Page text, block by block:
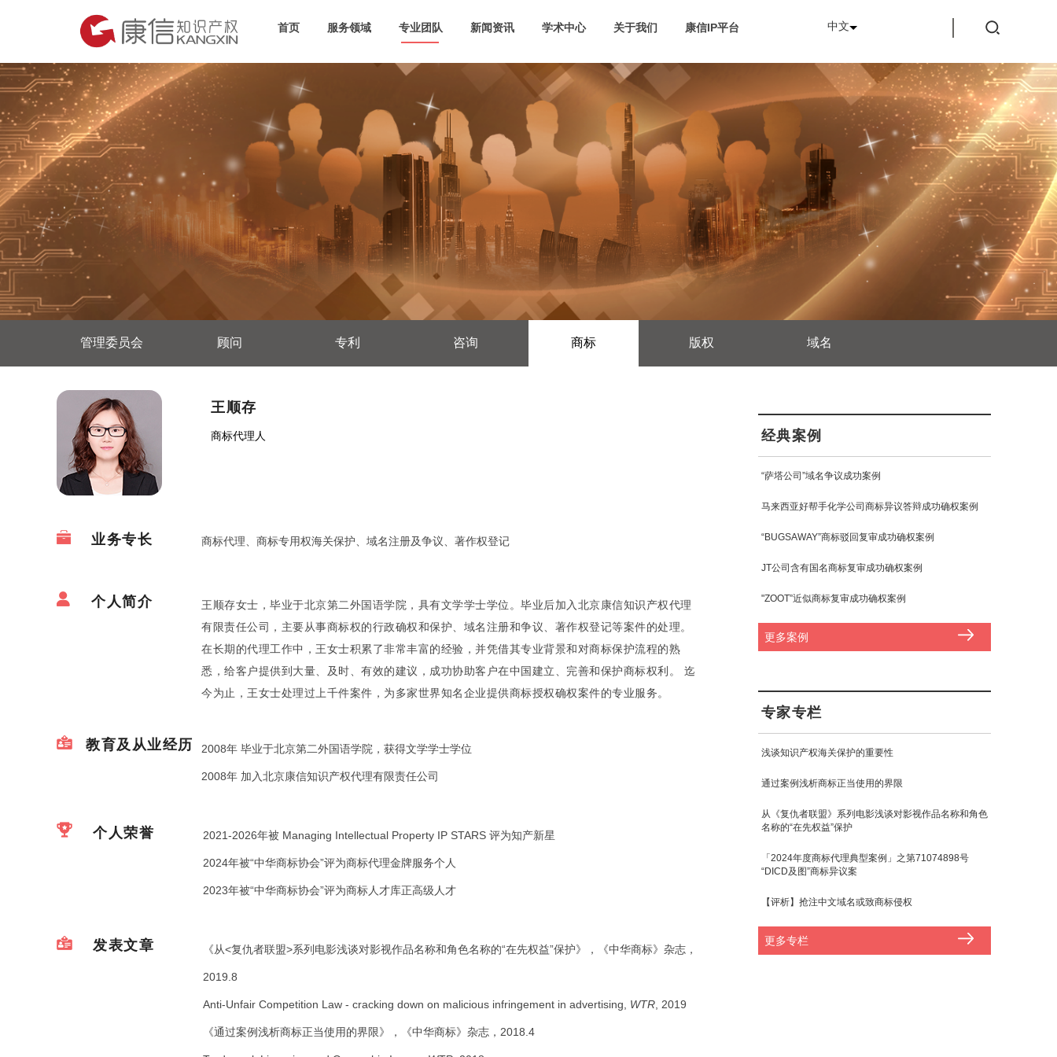
首页 服务领域 专业团队 新闻资讯 学术中心 关于我们 康信IP平台 中文
管理委员会 顾问 专利 咨询 商标 版权 域名
王顺存
商标代理人
业务专长 商标代理、商标专用权海关保护、域名注册及争议、著作权登记
个人简介
王顺存女士，毕业于北京第二外国语学院，具有文学学士学位。毕业后加入北京康信知识产权代理
有限责任公司，主要从事商标权的行政确权和保护、域名注册和争议、著作权登记等案件的处理。
在长期的代理工作中，王女士积累了非常丰富的经验，并凭借其专业背景和对商标保护流程的熟
悉，给客户提供到大量、及时、有效的建议，成功协助客户在中国建立、完善和保护商标权利。 迄
今为止，王女士处理过上千件案件，为多家世界知名企业提供商标授权确权案件的专业服务。
教育及从业经历 2008年 毕业于北京第二外国语学院，获得文学学士学位
2008年 加入北京康信知识产权代理有限责任公司
个人荣誉 2021-2026年被 Managing Intellectual Property IP STARS 评为知产新星
2024年被“中华商标协会”评为商标代理金牌服务个人
2023年被“中华商标协会”评为商标人才库正高级人才
发表文章 《从<复仇者联盟>系列电影浅谈对影视作品名称和角色名称的“在先权益”保护》，《中华商标》杂志，
2019.8
Anti-Unfair Competition Law - cracking down on malicious infringement in advertising, WTR , 2019
《通过案例浅析商标正当使用的界限》，《中华商标》杂志，2018.4
经典案例
“萨塔公司”域名争议成功案例
马来西亚好帮手化学公司商标异议答辩成功确权案例
“BUGSAWAY”商标驳回复审成功确权案例
JT公司含有国名商标复审成功确权案例
"ZOOT”近似商标复审成功确权案例
更多案例
专家专栏
浅谈知识产权海关保护的重要性
通过案例浅析商标正当使用的界限
从《复仇者联盟》系列电影浅谈对影视作品名称和角色
名称的“在先权益”保护
「2024年度商标代理典型案例」之第71074898号
“DICD及图”商标异议案
【评析】抢注中文域名或致商标侵权
更多专栏